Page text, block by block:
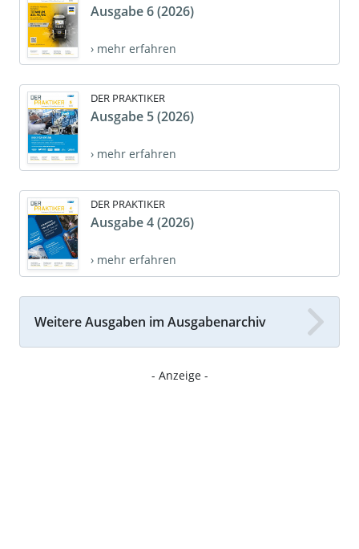
Ausgabe 6 (2026)
› mehr erfahren
DER PRAKTIKER
Ausgabe 5 (2026)
› mehr erfahren
DER PRAKTIKER
Ausgabe 4 (2026)
› mehr erfahren
Weitere Ausgaben im Ausgabenarchiv
- Anzeige -